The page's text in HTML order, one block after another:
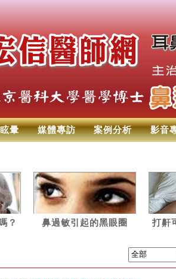
暈 媒體專訪 案例分析 影音
？
鼻過敏引起的黑眼圈
打鼾